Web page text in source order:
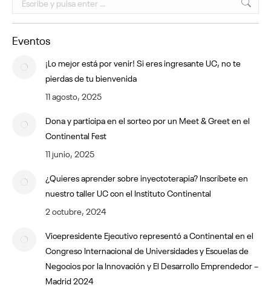
Eventos
¡Lo mejor está por venir! Si eres ingresante UC, no te
pierdas de tu bienvenida
11 agosto, 2025
Dona y participa en el sorteo por un Meet & Greet en el
Continental Fest
11 junio, 2025
¿Quieres aprender sobre inyectoterapia? Inscríbete en
nuestro taller UC con el Instituto Continental
2 octubre, 2024
Vicepresidente Ejecutivo representó a Continental en el
Congreso Internacional de Universidades y Escuelas de
Negocios por la Innovación y El Desarrollo Emprendedor –
Madrid 2024